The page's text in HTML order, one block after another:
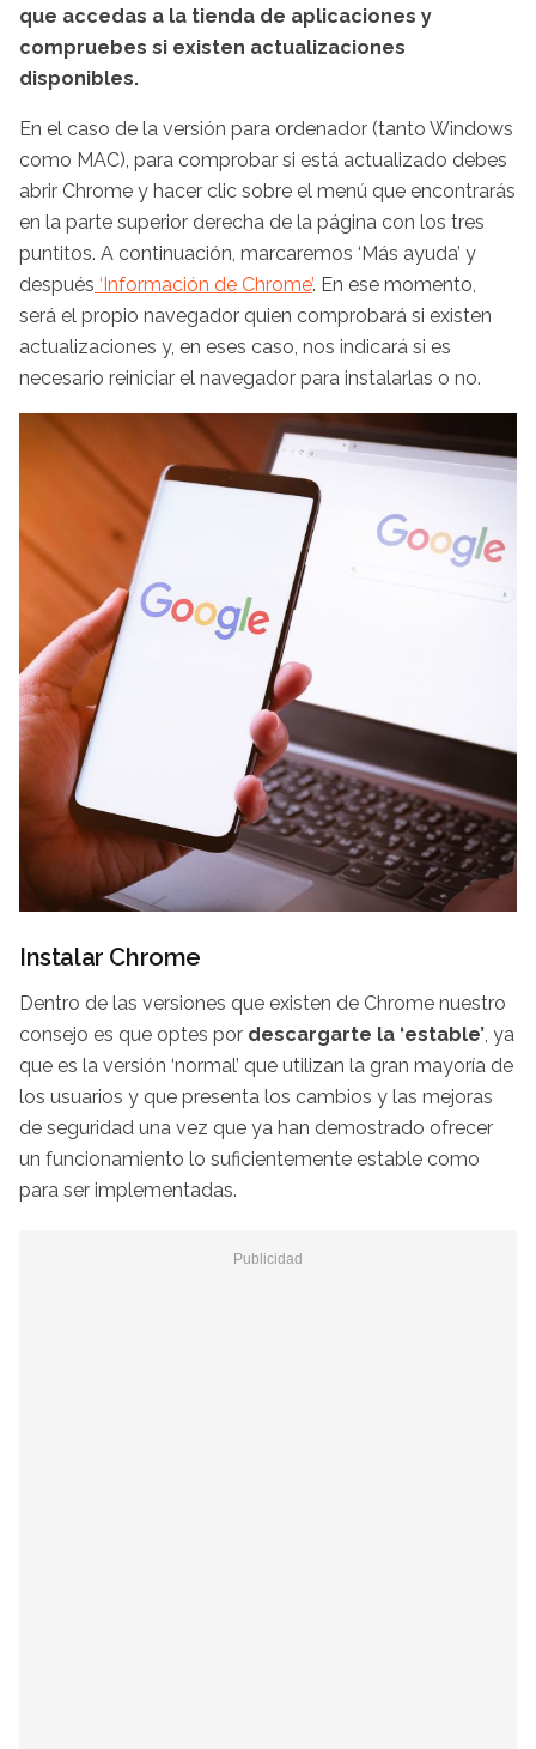
que accedas a la tienda de aplicaciones y
compruebes si existen actualizaciones
disponibles.
En el caso de la versión para ordenador (tanto Windows
como MAC), para comprobar si está actualizado debes
abrir Chrome y hacer clic sobre el menú que encontrarás
en la parte superior derecha de la página con los tres
puntitos. A continuación, marcaremos ‘Más ayuda’ y
después ‘Información de Chrome’. En ese momento,
será el propio navegador quien comprobará si existen
actualizaciones y, en eses caso, nos indicará si es
necesario reiniciar el navegador para instalarlas o no.
Instalar Chrome
Dentro de las versiones que existen de Chrome nuestro
consejo es que optes por descargarte la ‘estable’, ya
que es la versión ‘normal’ que utilizan la gran mayoría de
los usuarios y que presenta los cambios y las mejoras
de seguridad una vez que ya han demostrado ofrecer
un funcionamiento lo suficientemente estable como
para ser implementadas.